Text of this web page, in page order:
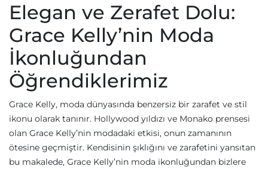
Elegan ve Zerafet Dolu:
Grace Kelly’nin Moda
İkonluğundan
Öğrendiklerimiz
Grace Kelly, moda dünyasında benzersiz bir zarafet ve stil
ikonu olarak tanınır. Hollywood yıldızı ve Monako prensesi
olan Grace Kelly’nin modadaki etkisi, onun zamanının
ötesine geçmiştir. Kendisinin şıklığını ve zarafetini yansıtan
bu makalede, Grace Kelly’nin moda ikonluğundan bizlere